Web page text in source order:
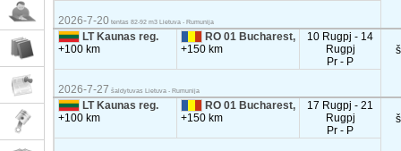
2026-7-20 tentas 82-92 m3 Lietuva - Rumunija
LT Kaunas reg.
+100 km
RO 01 Bucharest,
+150 km
10 Rugpj - 14
Rugpj
Pr - P
2026-7-27 šaldytuvas Lietuva - Rumunija
LT Kaunas reg.
+100 km
RO 01 Bucharest,
+150 km
17 Rugpj - 21
Rugpj
Pr - P